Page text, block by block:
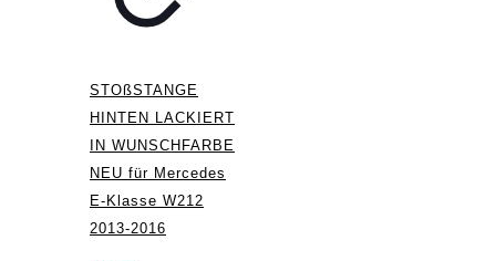
STOßSTANGE
HINTEN LACKIERT
IN WUNSCHFARBE
NEU für Mercedes
E-Klasse W212
2013-2016